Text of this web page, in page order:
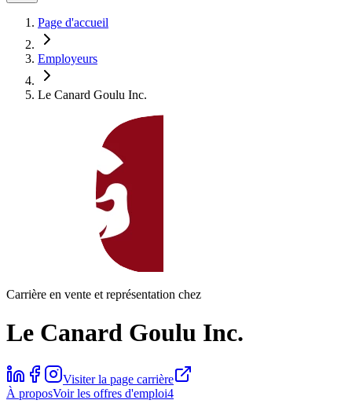
Page d'accueil
Employeurs
Le Canard Goulu Inc.
Carrière en vente et représentation chez
Le Canard Goulu Inc.
Visiter la page carrière
À proposVoir les offres d'emploi4